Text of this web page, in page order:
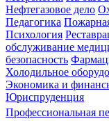
Нефтегазовое дело
Педагогика
Психология
обслуживание
безопасность
Холодильное
Экономика и
Юриспруденция
Профессиональная